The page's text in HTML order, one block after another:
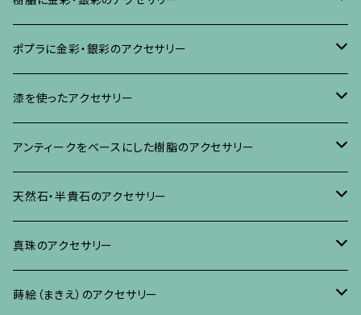
ブローチ
イヤリング・ピアス
ネックレス、その他
ポプラに金彩・銀彩のアクセサリー
ブローチ
イヤリング、ピアス
ネックレス、ペンダント
ブレスレット、バングル、その他
漆を使ったアクセサリー
ブローチ
イヤリング・ピアス
ネックレス・ペンダント
リング
アンティークをベースにした樹脂のアクセサリー
ブローチ
イヤリング・ピアス
ネックレス、ペンダント
天然石・半貴石のアクセサリー
ブローチ
イヤリング・ピアス
真珠のアクセサリー
ブローチ
蒔絵（まきえ）のアクセサリー